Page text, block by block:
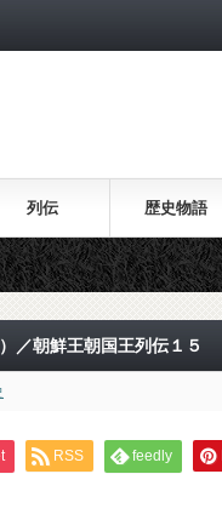
列伝 歴史物語
／朝鮮王朝国王列伝１５
RSS feedly